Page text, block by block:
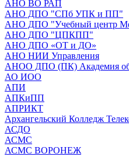
АНО ВО РАП
АНО ДПО "СПб УПК и ПП"
АНО ДПО "Учебный центр
АНО ДПО "ЦПКПП"
АНО ДПО «ОТ и ДО»
АНО НИИ Управления
АНОО ДПО (ПК) Академия
АО ИОО
АПИ
АПКиПП
АПРИКТ
Архангельский Колледж
АСДО
АСМС
АСМС ВОРОНЕЖ